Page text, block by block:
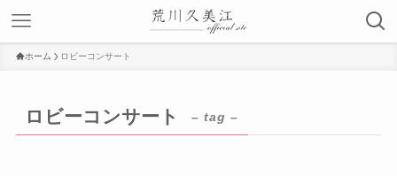
ホーム ロビーコンサート
ロビーコンサート – tag –